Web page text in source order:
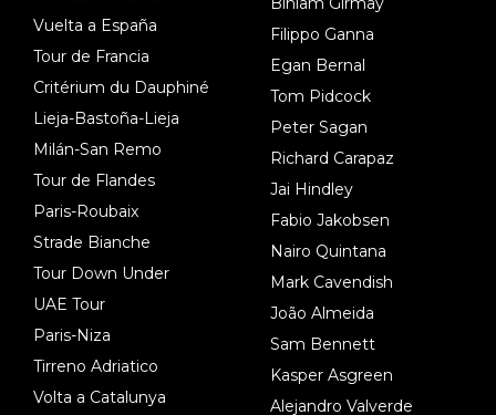
Vuelta a España
Tour de Francia
Critérium du Dauphiné
Lieja-Bastoña-Lieja
Milán-San Remo
Tour de Flandes
Paris-Roubaix
Strade Bianche
Tour Down Under
UAE Tour
Paris-Niza
Tirreno Adriatico
Volta a Catalunya
Filippo Ganna
Egan Bernal
Tom Pidcock
Peter Sagan
Richard Carapaz
Jai Hindley
Fabio Jakobsen
Nairo Quintana
Mark Cavendish
João Almeida
Sam Bennett
Kasper Asgreen
Alejandro Valverde